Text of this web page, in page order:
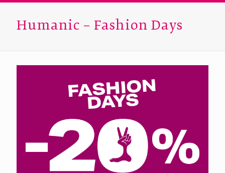
Humanic – Fashion Days